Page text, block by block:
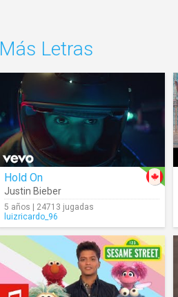
Más Letras
Hold On
Justin Bieber
5 años | 24713 jugadas
luizricardo_96